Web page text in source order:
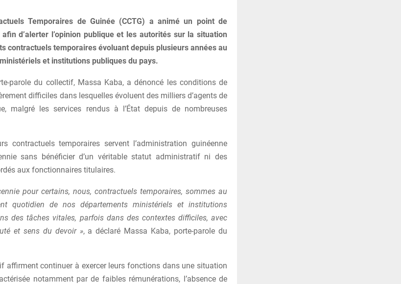
Temporaires de Guinée (CCTG) a animé un point de
d’alerter l’opinion publique et les autorités sur la situation
contractuels temporaires évoluant depuis plusieurs années au
et institutions publiques du pays.
parole du collectif, Massa Kaba, a dénoncé les conditions de
difficiles dans lesquelles évoluent des milliers d’agents de
malgré les services rendus à l’État depuis de nombreuses
contractuels temporaires servent l’administration guinéenne
sans bénéficier d’un véritable statut administratif ni des
aux fonctionnaires titulaires.
pour certains, nous, contractuels temporaires, sommes au
quotidien de nos départements ministériels et institutions
des tâches vitales, parfois dans des contextes difficiles, avec
et sens du devoir », a déclaré Massa Kaba, porte-parole du
affirment continuer à exercer leurs fonctions dans une situation
notamment par de faibles rémunérations, l’absence de